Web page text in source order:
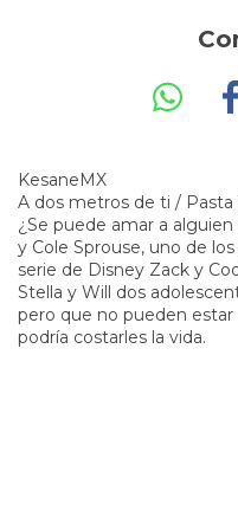
KesaneMX
A dos metros de ti /
¿Se puede amar a
y Cole Sprouse, uno de
serie de Disney Zack y
Stella y Will dos
pero que no pueden
podría costarles la vida.